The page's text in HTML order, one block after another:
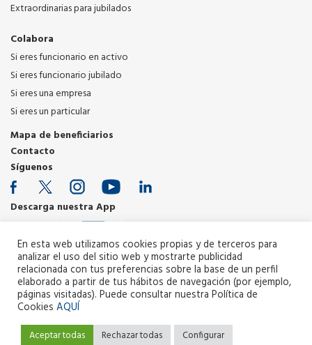
Extraordinarias para jubilados
Colabora
Si eres funcionario en activo
Si eres funcionario jubilado
Si eres una empresa
Si eres un particular
Mapa de beneficiarios
Contacto
Síguenos
Descarga nuestra App
reservados
Política de Privacidad
Aviso Legal Política de cookies
En esta web utilizamos cookies propias y de terceros para
analizar el uso del sitio web y mostrarte publicidad
relacionada con tus preferencias sobre la base de un perfil
elaborado a partir de tus hábitos de navegación (por ejemplo,
páginas visitadas). Puede consultar nuestra Política de
Cookies AQUÍ
Aceptar todas Rechazar todas Configurar